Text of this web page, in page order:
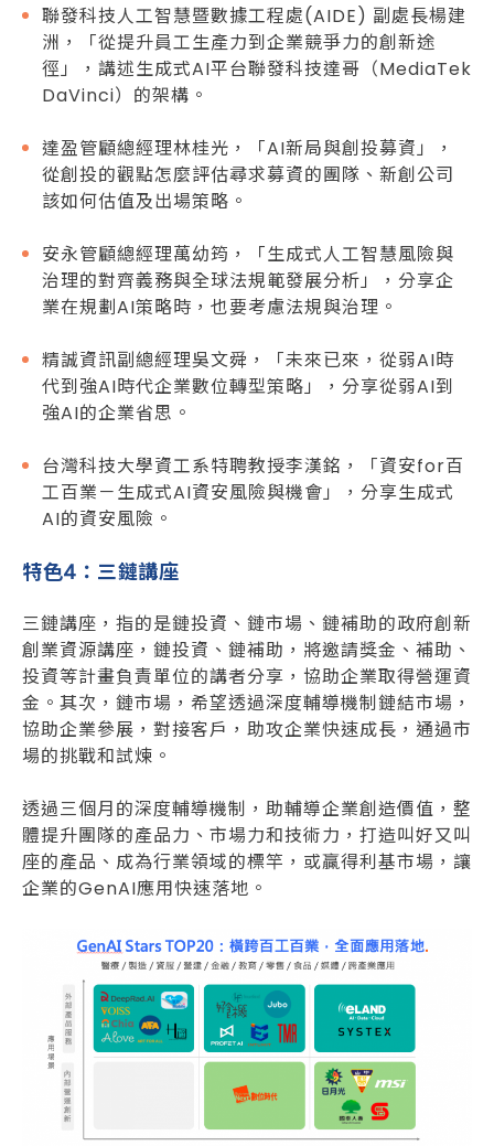
聯發科技人工智慧暨數據工程處(AIDE) 副處長楊建
洲，「從提升員工生產力到企業競爭力的創新途
徑」，講述生成式AI平台聯發科技達哥（MediaTek
DaVinci）的架構。
達盈管顧總經理林桂光，「AI新局與創投募資」，
從創投的觀點怎麼評估尋求募資的團隊、新創公司
該如何估值及出場策略。
安永管顧總經理萬幼筠，「生成式人工智慧風險與
治理的對齊義務與全球法規範發展分析」，分享企
業在規劃AI策略時，也要考慮法規與治理。
精誠資訊副總經理吳文舜，「未來已來，從弱AI時
代到強AI時代企業數位轉型策略」，分享從弱AI到
強AI的企業省思。
台灣科技大學資工系特聘教授李漢銘，「資安for百
工百業－生成式AI資安風險與機會」，分享生成式
AI的資安風險。
特色4：三鏈講座
三鏈講座，指的是鏈投資、鏈市場、鏈補助的政府創新
創業資源講座，鏈投資、鏈補助，將邀請獎金、補助、
投資等計畫負責單位的講者分享，協助企業取得營運資
金。其次，鏈市場，希望透過深度輔導機制鏈結市場，
協助企業參展，對接客戶，助攻企業快速成長，通過市
場的挑戰和試煉。
透過三個月的深度輔導機制，助輔導企業創造價值，整
體提升團隊的產品力、市場力和技術力，打造叫好又叫
座的產品、成為行業領域的標竿，或贏得利基市場，讓
企業的GenAI應用快速落地。